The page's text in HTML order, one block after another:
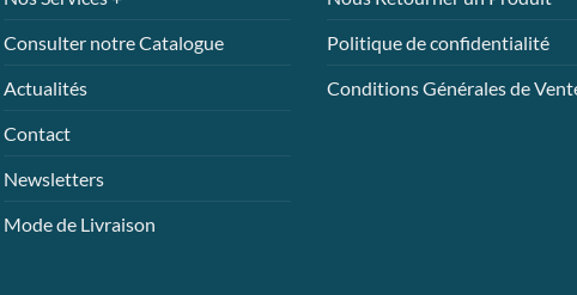
la
du
la
du
Consulter notre Catalogue
Actualités
Contact
Newsletters
Mode de Livraison
Politique de confidentialité
Conditions Générales de